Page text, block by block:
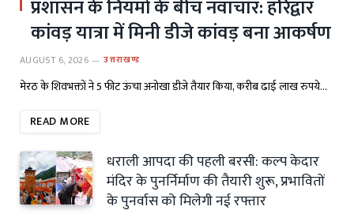
प्रशासन के नियमों के बीच नवाचार: हरिद्वार
कांवड़ यात्रा में मिनी डीजे कांवड़ बना आकर्षण
AUGUST 6, 2026 उत्तराखण्ड
मेरठ के शिवभक्तों ने 5 फीट ऊंचा अनोखा डीजे तैयार किया, करीब ढाई लाख रुपये…
READ MORE
धराली आपदा की पहली बरसी: कल्प केदार
मंदिर के पुनर्निर्माण की तैयारी शुरू, प्रभावितों
के पुनर्वास को मिलेगी नई रफ्तार